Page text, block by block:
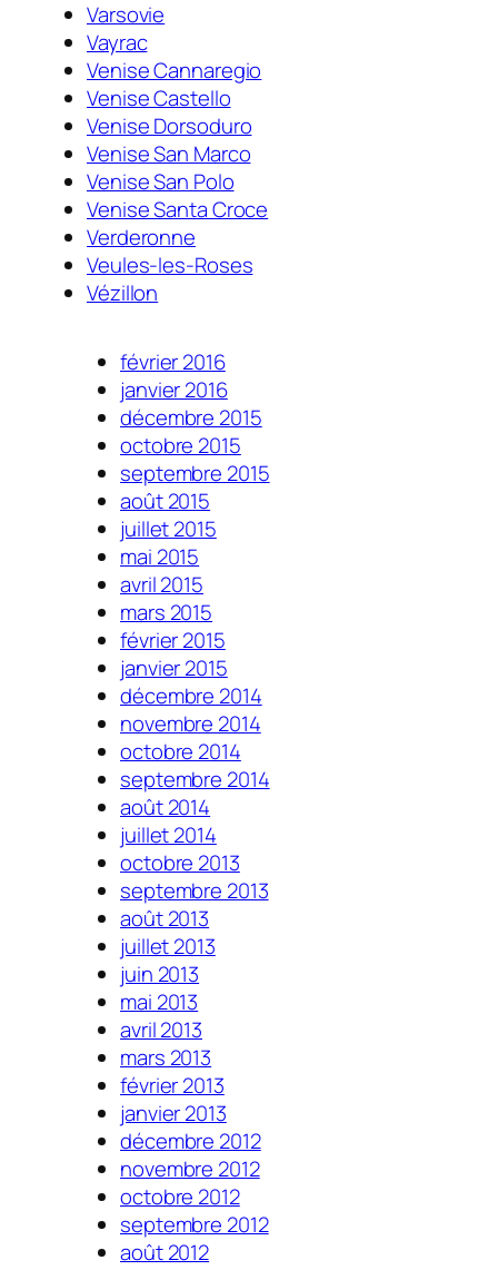
Varsovie
Vayrac
Venise Cannaregio
Venise Castello
Venise Dorsoduro
Venise San Marco
Venise San Polo
Venise Santa Croce
Verderonne
Veules-les-Roses
Vézillon
février 2016
janvier 2016
décembre 2015
octobre 2015
septembre 2015
août 2015
juillet 2015
mai 2015
avril 2015
mars 2015
février 2015
janvier 2015
décembre 2014
novembre 2014
octobre 2014
septembre 2014
août 2014
juillet 2014
octobre 2013
septembre 2013
août 2013
juillet 2013
juin 2013
mai 2013
avril 2013
mars 2013
février 2013
janvier 2013
décembre 2012
novembre 2012
octobre 2012
septembre 2012
août 2012